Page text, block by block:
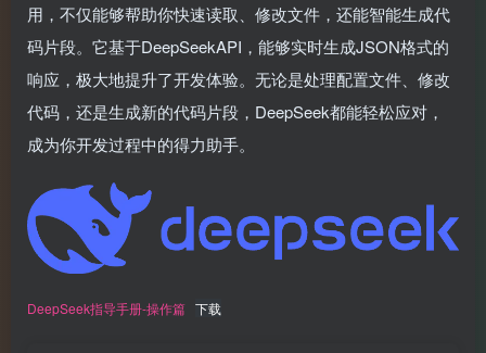
用，不仅能够帮助你快速读取、修改文件，还能智能生成代
码片段。它基于DeepSeekAPI，能够实时生成JSON格式的
响应，极大地提升了开发体验。无论是处理配置文件、修改
代码，还是生成新的代码片段，DeepSeek都能轻松应对，
成为你开发过程中的得力助手。
DeepSeek指导手册-操作篇 下载